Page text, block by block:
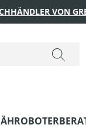
VON